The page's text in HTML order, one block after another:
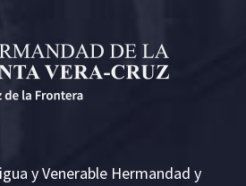
y Venerable Hermandad y